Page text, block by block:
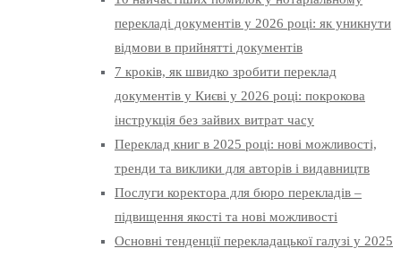
перекладі документів у 2026 році: як уникнути
відмови в прийнятті документів
7 кроків, як швидко зробити переклад
документів у Києві у 2026 році: покрокова
інструкція без зайвих витрат часу
Переклад книг в 2025 році: нові можливості,
тренди та виклики для авторів і видавництв
Послуги коректора для бюро перекладів –
підвищення якості та нові можливості
Основні тенденції перекладацької галузі у 2025